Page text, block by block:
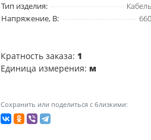
Тип изделия:
Кабель
Напряжение, В:
660
Кратность заказа: 1
Единица измерения: м
Сохранить или поделиться с близкими: